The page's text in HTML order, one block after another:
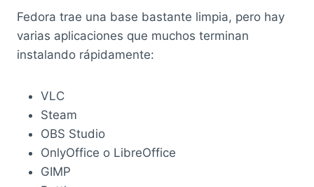
Fedora trae una base bastante limpia, pero hay
varias aplicaciones que muchos terminan
instalando rápidamente:
VLC
Steam
OBS Studio
OnlyOffice o LibreOffice
GIMP